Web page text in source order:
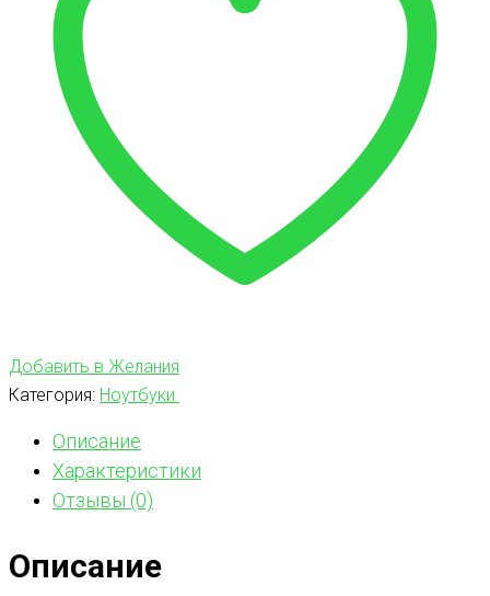
Добавить в Желания
Категория: Ноутбуки
Описание
Характеристики
Отзывы (0)
Описание